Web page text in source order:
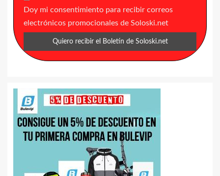
Doy mi consentimiento para recibir correos
electrónicos promocionales de Soloski.net